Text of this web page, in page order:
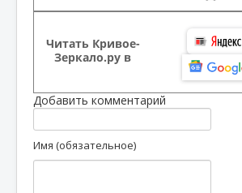
Читать Кривое-
Зеркало.ру в
Добавить комментарий
Имя (обязательное)